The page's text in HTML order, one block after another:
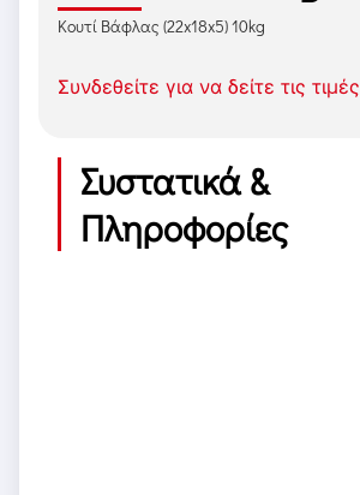
Κουτί Βάφλας (22x18x5) 10kg
Συνδεθείτε για να δείτε τις τιμές
Συστατικά &
Πληροφορίες